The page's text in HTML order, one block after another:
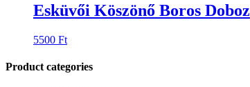
Esküvői Köszönő Boros Doboz
5500 Ft
Product categories